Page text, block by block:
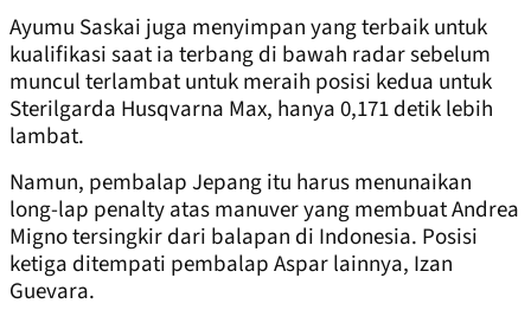
Ayumu Saskai juga menyimpan yang terbaik untuk
kualifikasi saat ia terbang di bawah radar sebelum
muncul terlambat untuk meraih posisi kedua untuk
Sterilgarda Husqvarna Max, hanya 0,171 detik lebih
lambat.
Namun, pembalap Jepang itu harus menunaikan
long-lap penalty atas manuver yang membuat Andrea
Migno tersingkir dari balapan di Indonesia. Posisi
ketiga ditempati pembalap Aspar lainnya, Izan
Guevara.